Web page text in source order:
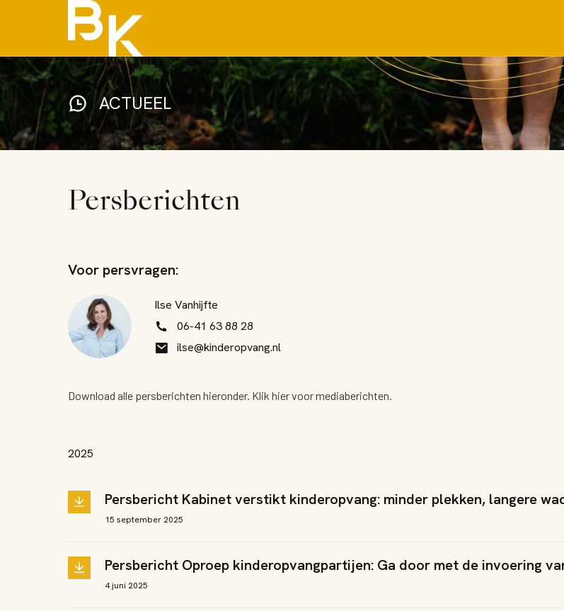
ACTUEEL
Persberichten
Voor persvragen:
Ilse Vanhijfte
06-41 63 88 28
ilse@kinderopvang.nl
Download alle persberichten hieronder. Klik hiervoor mediaberichten.
2025
Persbericht Kabinet verstikt kinderopvang: minder plekken, langere
15 september 2025
Persbericht Oproep kinderopvangpartijen: Ga door met de invoering
4 juni 2025